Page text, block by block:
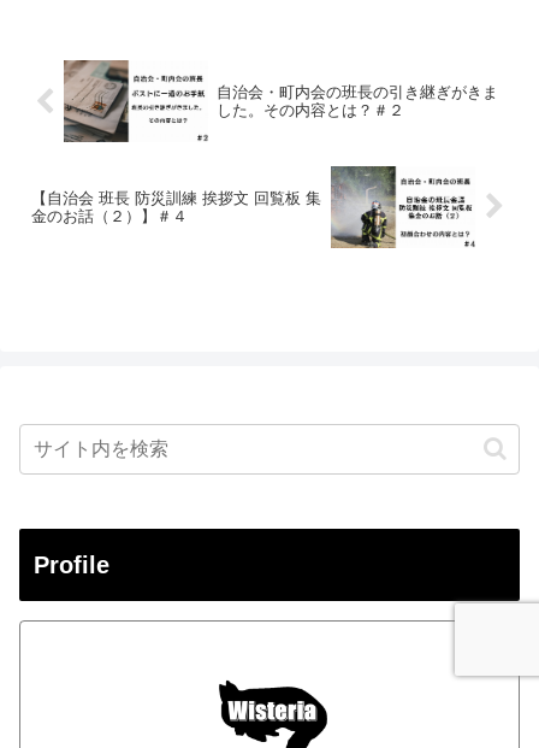
自治会・町内会の班長の引き継ぎがきま
した。その内容とは？＃２
【自治会 班長 防災訓練 挨拶文 回覧板 集
金のお話（２）】＃４
Profile